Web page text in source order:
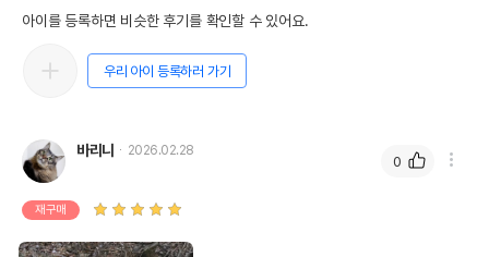
아이를 등록하면 비슷한 후기를 확인할 수 있어요.
우리 아이 등록하러 가기
바리니 2026.02.28
재구매
0